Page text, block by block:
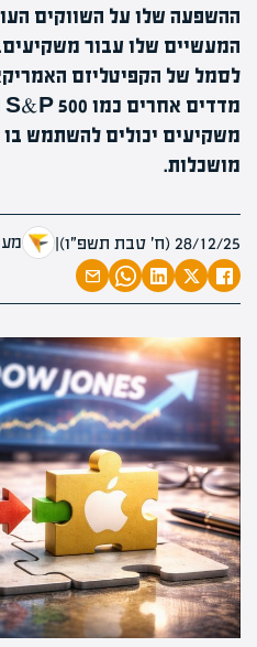
ההשפעה שלו על השווקים
המעשיים שלו עבור
לסמל של הקפיטליזם
משקיעים יכולים להשתמש
מושכלות.
28/12/25 (ח׳ טבת תשפ״ו) |